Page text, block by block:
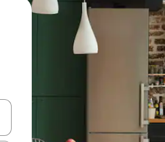
les flèches vers le haut et vers